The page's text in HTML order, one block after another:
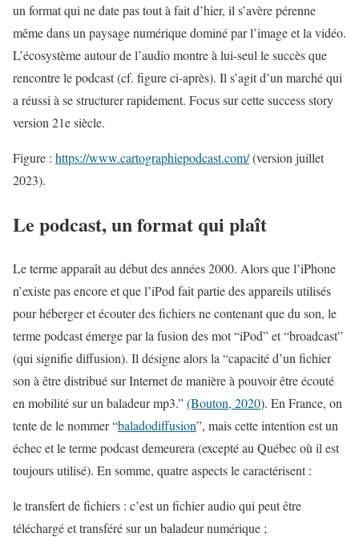
un format qui ne date pas tout à fait d’hier, il s’avère pérenne
même dans un paysage numérique dominé par l’image et la vidéo.
L’écosystème autour de l’audio montre à lui-seul le succès que
rencontre le podcast (cf. figure ci-après). Il s’agit d’un marché qui
a réussi à se structurer rapidement. Focus sur cette success story
version 21e siècle.
Figure : https://www.cartographiepodcast.com/(version juillet
2023).
Le podcast, un format qui plaît
Le terme apparaît au début des années 2000. Alors que l’iPhone
n’existe pas encore et que l’iPod fait partie des appareils utilisés
pour héberger et écouter des fichiers ne contenant que du son, le
terme podcast émerge par la fusion des mot “iPod” et “broadcast”
(qui signifie diffusion). Il désigne alors la “capacité d’un fichier
son à être distribué sur Internet de manière à pouvoir être écouté
en mobilité sur un baladeur mp3.”(Bouton, 2020). En France, on
tente de le nommer “baladodiffusion”, mais cette intention est un
échec et le terme podcast demeurera (excepté au Québec où il est
toujours utilisé). En somme, quatre aspects le caractérisent :
le transfert de fichiers : c’est un fichier audio qui peut être
téléchargé et transféré sur un baladeur numérique ;